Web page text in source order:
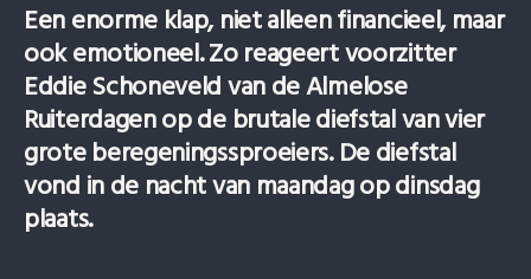
Een enorme klap, niet alleen financieel, maar
ook emotioneel. Zo reageert voorzitter
Eddie Schoneveld van de Almelose
Ruiterdagen op de brutale diefstal van vier
grote beregeningssproeiers. De diefstal
vond in de nacht van maandag op dinsdag
plaats.